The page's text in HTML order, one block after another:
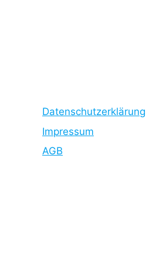
Datenschutzerklärung
Impressum
AGB